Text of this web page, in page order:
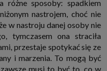
różne sposoby: spadkiem
nastrojem, choć nie
w nastroju danej osoby nie
tymczasem ona straciła
przestaje spotykać się ze
i marzenia. To mogą być
zawsze musi to być to, co w